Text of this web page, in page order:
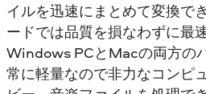
イルを迅速にまとめて変換で
ードでは品質を損なわずに最
Windows PCとMacの両方の
常に軽量なので非力なコンピ